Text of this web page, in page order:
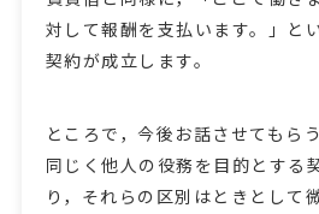
対して報酬を支払います。」と
契約が成立します。
ところで，今後お話させてもら
同じく他人の役務を目的とする
り，それらの区別はときとして